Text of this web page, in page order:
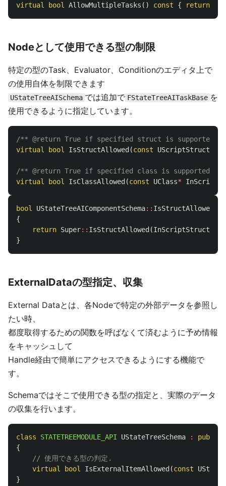
virtual
bool AllowMultipleTasks () const { return
Nodeとして使用できる型の制限
特定の型のTask、Evaluator、Conditionのエディタ上で
の使用自体を制限できます
UStateTreeAISchema では追加で FStateTreeAITaskBase を
使用できるように指定しています。
/** @return True if specified struct is supported */
virtual
bool IsStructAllowed (const UScriptStruct
/** @return True if specified class is supported */
virtual
bool IsClassAllowed (const UClass*
bool UStateTreeAIComponentSchema:: IsStructAllowed
{
return Super:: IsStructAllowed (InScriptStruct
}
ExternalDataの型指定、収集
External Dataとは、各Nodeで特定の外部データを参照し
たい時、
都度取得するための関数を呼ばなくて済むように予め情報
をキャッシュして
Handle経由で簡単にアクセスできるようにする機能で
す。
Schemaではそこで使用できる型の指定と、実際のデータ
の収集を行います。
class STATETREEMODULE_API UStateTreeSchema :
public
{
// 使用できる型の判定.
virtual
bool IsExternalItemAllowed (const
UStruct
}